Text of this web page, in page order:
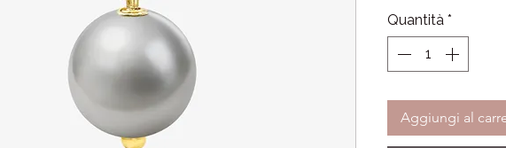
Quantità *
Aggiungi al